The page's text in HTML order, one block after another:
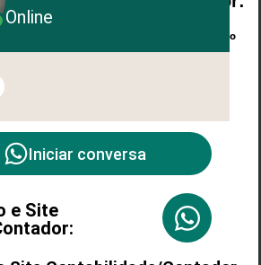
. Nº
e Site Energia Solar:
Energia Solar. Nº 5
e Site
Online
Iniciar conversa